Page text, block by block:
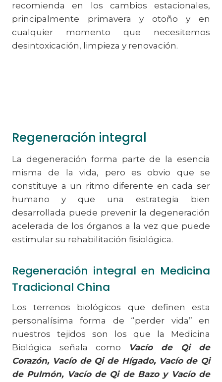
recomienda en los cambios estacionales,
principalmente primavera y otoño y en
cualquier momento que necesitemos
desintoxicación, limpieza y renovación.
Regeneración integral
La degeneración forma parte de la esencia
misma de la vida, pero es obvio que se
constituye a un ritmo diferente en cada ser
humano y que una estrategia bien
desarrollada puede prevenir la degeneración
acelerada de los órganos a la vez que puede
estimular su rehabilitación fisiológica.
Regeneración integral en Medicina
Tradicional China
Los terrenos biológicos que definen esta
personalísima forma de “perder vida” en
nuestros tejidos son los que la Medicina
Biológica señala como
Vacío de Qi de
Corazón, Vacío de Qi de Hígado, Vacío de Qi
de Pulmón, Vacío de Qi de Bazo y Vacío de